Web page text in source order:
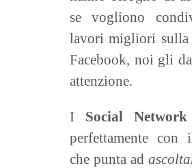
se vogliono
lavori migliori sulla
Facebook, noi gli
attenzione.
I Social Network
perfettamente
che punta ad